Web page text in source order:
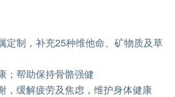
定制，补充25种维他命、矿物质及草
；帮助保持骨骼强健
，缓解疲劳及焦虑，维护身体健康